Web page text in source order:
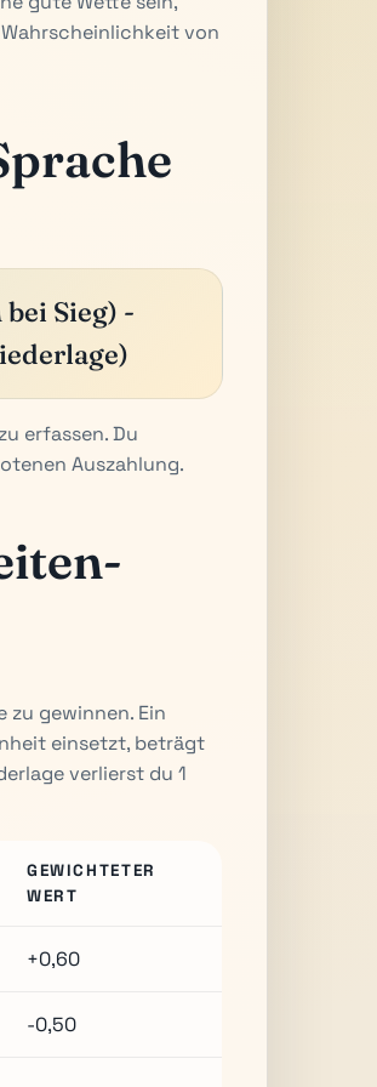
von
Sieg) -
erfassen. Du
Auszahlung.
zu gewinnen. Ein
einsetzt, beträgt
verlierst du 1
GEWICHTETER
WERT
+0,60
-0,50